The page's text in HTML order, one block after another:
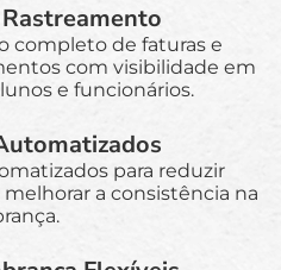
completo de faturas e
com visibilidade em
e funcionários.
para reduzir
a consistência na